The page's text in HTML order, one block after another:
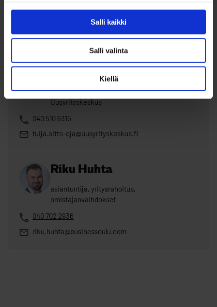
Salli kaikki
Salli valinta
Kiellä
tiimit
janne.karkkainen@businessoulu.com
starttirahaneuvonta, Oulun seudun
Uusyrityskeskus
040 510 6315
tuija.aitto-oja@uusyrityskeskus.fi
Riku Huhta
asiantuntija, yritysrahoitus,
omistajanvaihdokset
040 702 2936
riku.huhta@businessoulu.com